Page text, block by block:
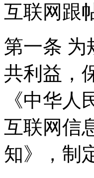
互联网跟
第一条 为
共利益，
《中华
互联网信
知》，制